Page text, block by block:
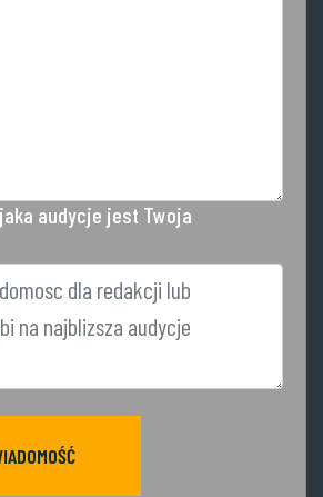
audycje jest Twoja